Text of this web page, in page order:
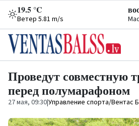
19.5 °C
Ветер 5.81 m/s
Проведут совместную
перед полумарафоном
27 мая, 09:30|Управление спорта/Вентас